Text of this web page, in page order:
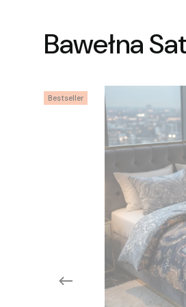
Bawełna
Bestseller